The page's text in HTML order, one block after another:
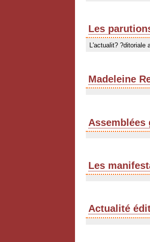
Les
L'actualit? ?ditoriale
Madeleine
Assemblées
Les
Actualité